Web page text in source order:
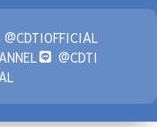
@CDTIOFFICIAL
@CDTI